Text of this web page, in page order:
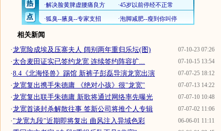
相关新闻
07-10-23 07:26
·龙宽险成埃及压寨夫人 阔别两年重归乐坛(图)
07-10-15 13:54
·太合麦田证实已签约龙宽 连续签约阵容扩...
07-07-25 18:12
·8.4《北海怪兽》踢馆 新裤子彭磊导演龙宽出演
07-07-13 14:22
·龙宽复出携手朱德庸 《绝对小孩》很"龙宽"
07-07-10 10:48
·龙宽复出联手朱德庸 新歌将通过网络率先曝光
07-07-02 11:06
·龙宽首谈封杀解散往事 签新公司将推个人专辑
06-06-01 11:11
·"龙宽九段"近期即将复出 曲风注入异域色彩